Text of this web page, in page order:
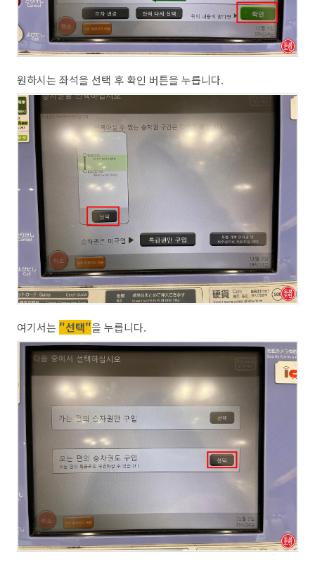
원하시는 좌석을 선택 후 확인 버튼을 누릅니다.
여기서는 "선택"을 누릅니다.